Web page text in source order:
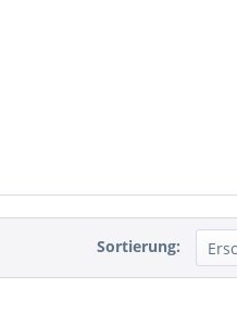
Sortierung: